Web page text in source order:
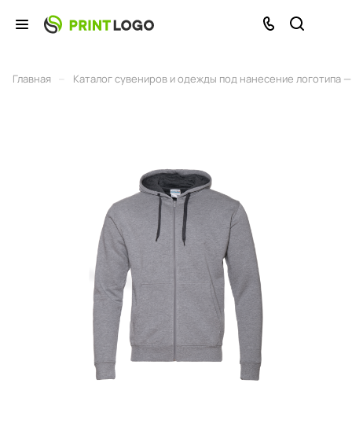
Главная Каталог сувениров и одежды под нанесение логотипа